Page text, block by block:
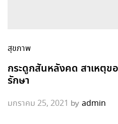
สุขภาพ
กระดูกสันหลังคด สาเหตุข
รักษา
มกราคม 25, 2021 by admin